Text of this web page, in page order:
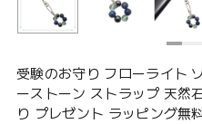
受験のお守り フローライト
ーストーン ストラップ 天然
り プレゼント ラッピング無